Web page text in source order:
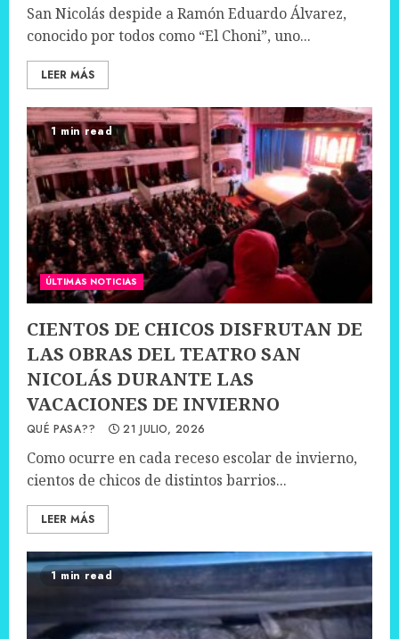
San Nicolás despide a Ramón Eduardo Álvarez,
conocido por todos como “El Choni”, uno...
LEER MÁS
1 min read
ÚLTIMAS NOTICIAS
CIENTOS DE CHICOS DISFRUTAN DE
LAS OBRAS DEL TEATRO SAN
NICOLÁS DURANTE LAS
VACACIONES DE INVIERNO
QUÉ PASA?? 21 JULIO, 2026
Como ocurre en cada receso escolar de invierno,
cientos de chicos de distintos barrios...
LEER MÁS
1 min read